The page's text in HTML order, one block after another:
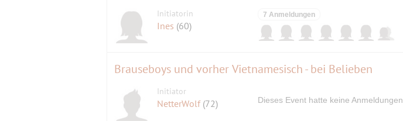
Initiatorin
Ines (60)
7 Anmeldungen
Brauseboys und vorher Vietnamesisch - bei Belieben
Initiator
NetterWolf (72) Dieses Event hatte keine Anmeldungen